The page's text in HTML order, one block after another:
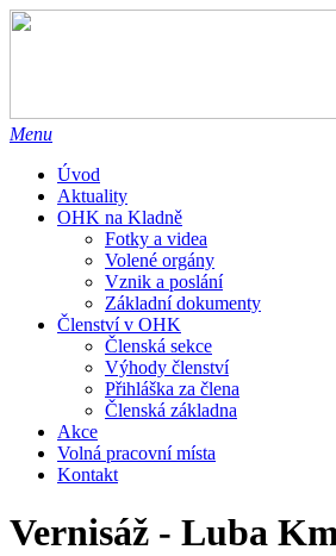
Menu
Úvod
Aktuality
OHK na Kladně
Fotky a videa
Volené orgány
Vznik a poslání
Základní dokumenty
Členství v OHK
Členská sekce
Výhody členství
Přihláška za člena
Členská základna
Akce
Volná pracovní místa
Kontakt
Vernisáž - Luba